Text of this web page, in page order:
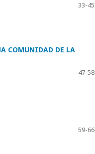
33-45
COMUNIDAD DE LA
47-58
59-66